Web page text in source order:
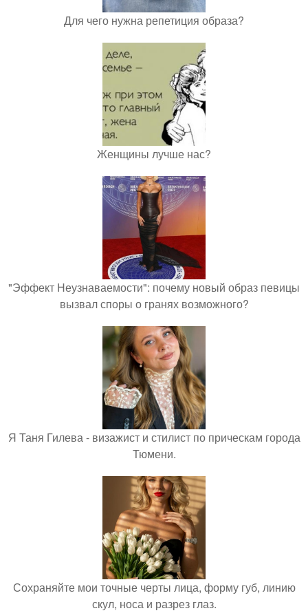
Для чего нужна репетиция образа?
Женщины лучше нас?
"Эффект Неузнаваемости": почему новый образ певицы
вызвал споры о гранях возможного?
Я Таня Гилева - визажист и стилист по прическам города
Тюмени.
Сохраняйте мои точные черты лица, форму губ, линию
скул, носа и разрез глаз.